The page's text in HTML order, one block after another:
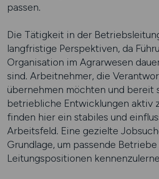
passen.
Die Tätigkeit in der
langfristige Perspektiven, da
Organisation im Agrarwesen
sind. Arbeitnehmer, die
übernehmen möchten und bereit
betriebliche Entwicklungen aktiv
finden hier ein stabiles und
Arbeitsfeld. Eine gezielte
Grundlage, um passende Betriebe
Leitungspositionen